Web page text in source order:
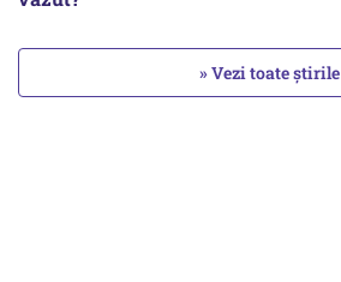
» Vezi toate știrile